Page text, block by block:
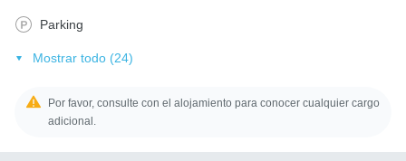
Parking
Mostrar todo (24)
Por favor, consulte con el alojamiento para conocer cualquier cargo
adicional.